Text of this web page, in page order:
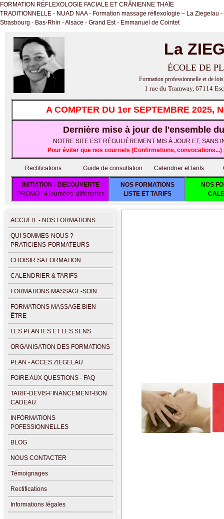
FORMATION RÉFLEXOLOGIE FACIALE ET CRÂNIENNE THAÏE
TRADITIONNELLE - NUAD NAA - Formation massage réflexologie – La Ziegelau -
Strasbourg - Bas-Rhin - Alsace - Grand Est - Emmanuel de Cointet
La
ÉCOLE DE
Formation professionnelle et de
1 rue du Tramway, 67114
A COMPTER DU 1er SEPTEMBRE 2025,
Dernière mise à jour de l'ensemble
NOTRE SITE EST RÉGULIÈREMENT MIS À JOUR ET,
Pour éviter que nos courriels (Confirmations,
Rectifications Guide de consultation Calendrier et tarifs
INITIATION - DECOUVERTE
PROMO : 4 journées différentes
NOS FORMATIONS
LISTE ET TARIFS
NOS
ACCUEIL - NOS FORMATIONS
QUI SOMMES-NOUS ?
PRATICIENS-FORMATEURS
CHOISIR SA FORMATION
CALENDRIER & TARIFS
FORMATIONS MASSAGE-SOIN
FORMATIONS MASSAGE BIEN-
ÊTRE
LES PLANTES ET LES SENS
ORGANISATION DES FORMATIONS
PLAN - ACCES ZIEGELAU
FOIRE AUX QUESTIONS - FAQ
TARIF-DEVIS-FINANCEMENT-BON
CADEAU
INFORMATIONS
POFESSIONNELLES
BLOG
NOUS CONTACTER
Témoignages
Rectifications
Informations légales